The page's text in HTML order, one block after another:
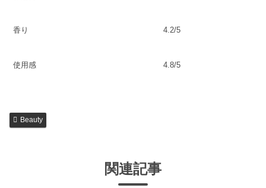
香り 4.2/5
使用感 4.8/5
Beauty
関連記事